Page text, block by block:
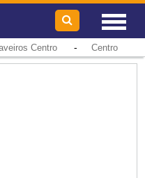
Centro- Centro